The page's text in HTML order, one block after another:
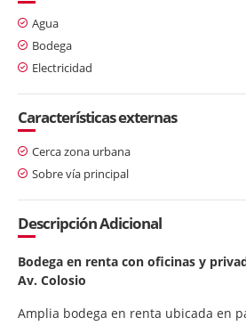
Agua
Bodega
Electricidad
Características externas
Cerca zona urbana
Sobre vía principal
Descripción Adicional
Bodega en renta con oficinas y
Av. Colosio
Amplia bodega en renta ubicada en